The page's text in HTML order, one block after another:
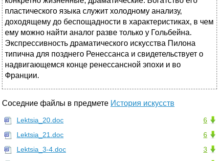
пластического языка служит холодному анализу,
доходящему до беспощадности в характеристиках, в чем
ему можно найти аналог разве только у Гольбейна.
Экспрессивность драматического искусства Пилона
типична для позднего Ренессанса и свидетельствует о
надвигающемся конце ренессансной эпохи и во
Франции.
Соседние файлы в предмете История искусств
6
Lektsia_20.doc
6
Lektsia_21.doc
3
Lektsia_3-4.doc